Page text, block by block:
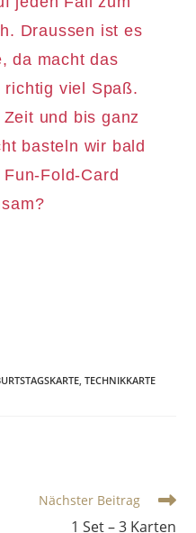
Draussen ist es
da macht das
richtig viel Spaß.
und bis ganz
basteln wir bald
Fold-Card
, TECHNIKKARTE
Nächster Beitrag
1 Set – 3 Karten